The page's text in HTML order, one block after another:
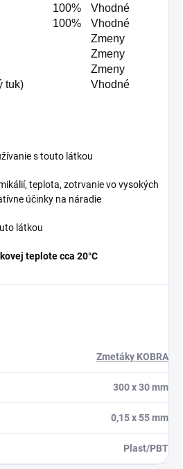
100%
Vhodné
100%
Vhodné
Zmeny
Zmeny
Zmeny
tuk)
Vhodné
s touto látkou
teplota, zotrvanie vo vysokých
účinky na náradie
látkou
teplote cca 20°C
Zmetáky KOBRA
300 x 30 mm
0,15 x 55 mm
Plast/PBT